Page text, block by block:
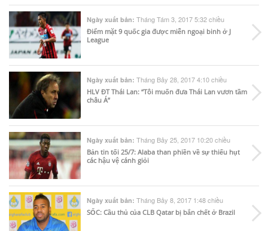
Ngày xuất bản: Tháng Tám 3, 2017 5:32 chiều
Điểm mặt 9 quốc gia được miễn ngoại binh ở J
League
Ngày xuất bản: Tháng Bảy 28, 2017 4:10 chiều
HLV ĐT Thái Lan: “Tôi muốn đưa Thái Lan vươn tầm
châu Á”
Ngày xuất bản: Tháng Bảy 25, 2017 10:20 chiều
Bản tin tối 25/7: Alaba than phiền về sự thiếu hụt
các hậu vệ cánh giỏi
Ngày xuất bản: Tháng Bảy 8, 2017 1:48 chiều
SỐC: Cầu thủ của CLB Qatar bị bắn chết ở Brazil